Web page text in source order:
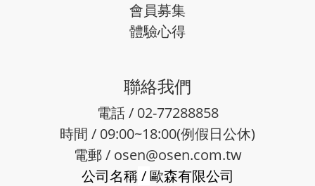
會員募集
體驗心得
聯絡我們
電話 / 02-77288858
時間 / 09:00~18:00(例假日公休)
電郵 / osen@osen.com.tw
公司名稱/歐森有限公司